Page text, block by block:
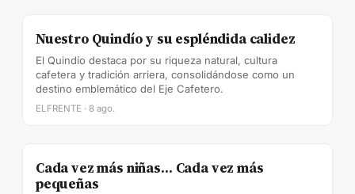
Nuestro Quindío y su espléndida calidez
El Quindío destaca por su riqueza natural, cultura
cafetera y tradición arriera, consolidándose como un
destino emblemático del Eje Cafetero.
ELFRENTE · 8 ago.
Cada vez más niñas… Cada vez más
pequeñas